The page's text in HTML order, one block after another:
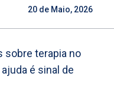
20 de Maio, 2026
sobre terapia no
ajuda é sinal de